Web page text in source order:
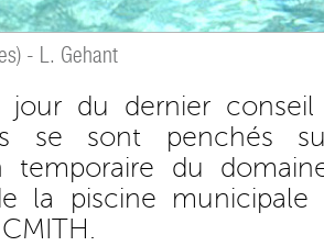
- L. Gehant
jour du dernier
se sont penchés
temporaire du
la piscine